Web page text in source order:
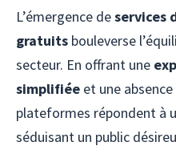
L’émergence deservices
gratuits bouleverse
secteur. En offrant une
simplifiée et une
plateformes répondent à
séduisant un public